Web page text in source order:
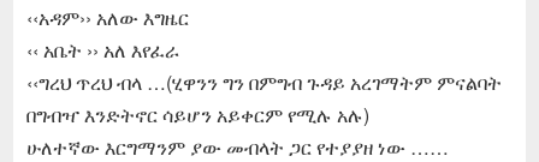
‹‹አዳም›› አለው እግዜር
‹‹ አቤት ›› አለ እየፈራ
‹‹ግረህ ጥረህ ብላ …(ሂዋንን ግን በምግብ ጉዳይ አረገማትም ምናልባት
በግብዣ እንድትኖር ሳይሆን አይቀርም የሚሉ አሉ)
ሁለተኛው እርግማንም ያው መብላት ጋር የተያያዘ ነው ……